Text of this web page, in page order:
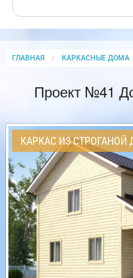
ГЛАВНАЯ КАРКАСНЫЕ ДОМА
Проект №41
КАРКАС ИЗ СТРОГАНОЙ